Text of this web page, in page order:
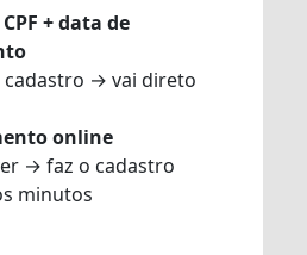
CPF + data de
cadastro → vai direto
online
→ faz o cadastro
minutos